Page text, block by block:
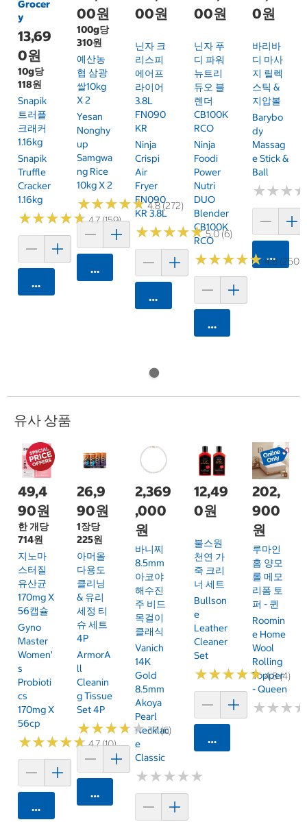
Grocer
y
13,69
0원
10g당
118원
Snapik
트러플
크래커
1.16kg
Snapik
Truffle
Cracker
1.16kg
★★★★★
★★★★★4.7 (159)
카트에 담기
00원
100g당
310원
예산농
협 삼광
쌀10kg
X 2
Yesan
Nonghy
Up
Samgwa
Ng Rice
10kg X 2
★★★★★
★★★★★4.8 (272)
카트에 담기
00원
닌자 크
리스피
에어프
라이어
3.8L
FN090
KR
Ninja
Crispi
Air
Fryer
FN090
KR 3.8L
★★★★★
★★★★★5.0 (6)
카트에 담기
00원
닌자 푸
디 파워
뉴트리
듀오 블
렌더
CB100K
RCO
Ninja
Foodi
Power
Nutri
DUO
Blender
CB100K
RCO
★★★★★
★★★★★ 4.8 (250)
카트에 담기
0원
바리바
디 마사
지 릴렉
스틱 &
지압볼
Barybo
Dy
Massag
E Stick &
Ball
★★★
★★★
카트에
유사 상품
49,4
90원
한 개당
714원
지노마
스터질
유산균
170mg X
56캡슐
Gyno
Master
Women'
S
Probioti
Cs
170mg X
56cp
★★★★★
★★★★★4.7 (10)
카트에 담기
26,9
90원
1장당
225원
아머올
다용도
클리닝
& 유리
세정 티
슈 세트
4P
ArmorA
Ll
Cleanin
G Tissue
Set 4P
★★★★★
★★★★★3.7 (6)
카트에 담기
2,369
,000
원
바니찌
8.5mm
아코야
해수진
주 비드
목걸이
클래식
Vanich
14K
Gold
8.5mm
Akoya
Pearl
Necklac
E
Classic
★★★★★
★★★★★
12,49
0원
불스원
천연 가
죽 크리
너 세트
Bullson
E
Leather
Cleaner
Set
★★★★★
★★★★★4.8 (4)
카트에 담기
202,
900
원
루마인
홈 양모
롤 메모
리폼 토
퍼 - 퀸
Roomin
E Home
Wool
Rolling
Topper
- Queen
★★★
★★★